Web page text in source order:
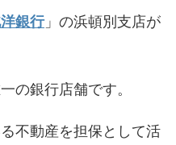
銀行」の浜頓別支店が
の銀行店舗です。
不動産を担保として活